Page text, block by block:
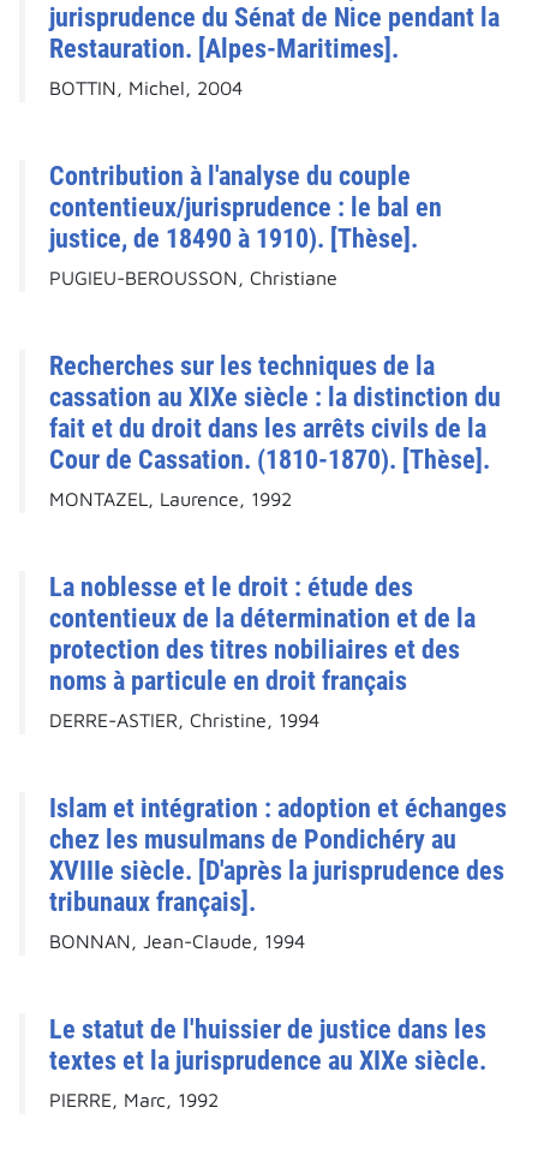
jurisprudence du Sénat de Nice pendant la
Restauration. [Alpes-Maritimes].
BOTTIN, Michel, 2004
Contribution à l'analyse du couple
contentieux/jurisprudence : le bal en
justice, de 18490 à 1910). [Thèse].
PUGIEU-BEROUSSON, Christiane
Recherches sur les techniques de la
cassation au XIXe siècle : la distinction du
fait et du droit dans les arrêts civils de la
Cour de Cassation. (1810-1870). [Thèse].
MONTAZEL, Laurence, 1992
La noblesse et le droit : étude des
contentieux de la détermination et de la
protection des titres nobiliaires et des
noms à particule en droit français
DERRE-ASTIER, Christine, 1994
Islam et intégration : adoption et échanges
chez les musulmans de Pondichéry au
XVIIIe siècle. [D'après la jurisprudence des
tribunaux français].
BONNAN, Jean-Claude, 1994
Le statut de l'huissier de justice dans les
textes et la jurisprudence au XIXe siècle.
PIERRE, Marc, 1992